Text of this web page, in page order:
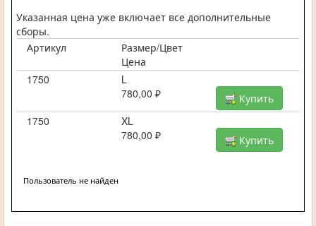
Указанная цена уже включает все дополнительные
сборы.
Артикул
Размер/Цвет
Цена
1750
L
780,00 ₽
Купить
1750
XL
780,00 ₽
Купить
Пользователь не найден